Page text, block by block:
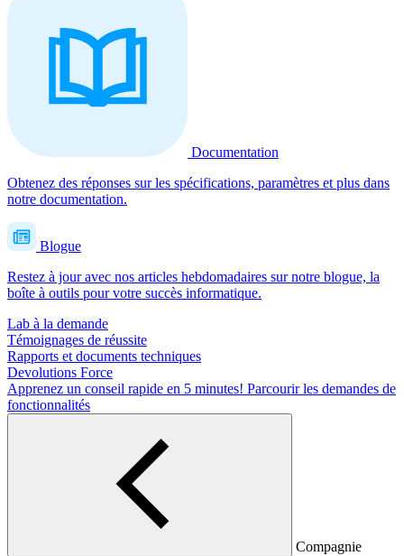
Documentation
Obtenez des réponses sur les spécifications, paramètres et plus dans
notre documentation.
Blogue
Restez à jour avec nos articles hebdomadaires sur notre blogue, la
boîte à outils pour votre succès informatique.
Lab à la demande
Témoignages de réussite
Rapports et documents techniques
Devolutions Force
Apprenez un conseil rapide en 5 minutes! Parcourir les demandes de
fonctionnalités
Compagnie